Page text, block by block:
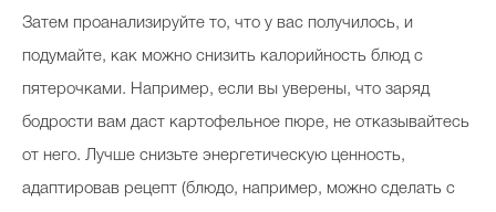
Затем проанализируйте то, что у вас получилось, и
подумайте, как можно снизить калорийность блюд с
пятерочками. Например, если вы уверены, что заряд
бодрости вам даст картофельное пюре, не отказывайтесь
от него. Лучше снизьте энергетическую ценность,
адаптировав рецепт (блюдо, например, можно сделать с